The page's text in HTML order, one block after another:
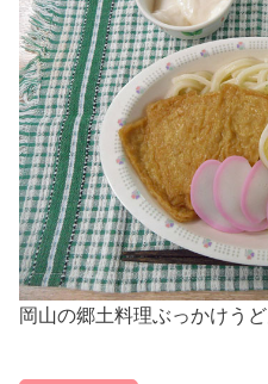
岡山の郷土料理ぶっかけう